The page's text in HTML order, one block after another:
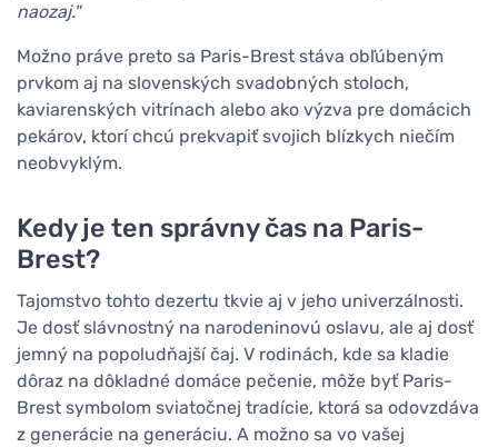
naozaj."
Možno práve preto sa Paris-Brest stáva obľúbeným
prvkom aj na slovenských svadobných stoloch,
kaviarenských vitrínach alebo ako výzva pre domácich
pekárov, ktorí chcú prekvapiť svojich blízkych niečím
neobvyklým.
Kedy je ten správny čas na Paris-
Brest?
Tajomstvo tohto dezertu tkvie aj v jeho univerzálnosti.
Je dosť slávnostný na narodeninovú oslavu, ale aj dosť
jemný na popoludňajší čaj. V rodinách, kde sa kladie
dôraz na dôkladné domáce pečenie, môže byť Paris-
Brest symbolom sviatočnej tradície, ktorá sa odovzdáva
z generácie na generáciu. A možno sa vo vašej